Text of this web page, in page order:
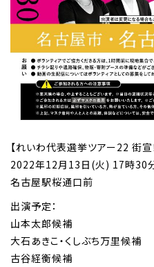
【れいわ代表選挙ツアー22 街宣
2022年12月13日(火) 17時30
名古屋駅桜通口前
出演予定：
山本太郎候補
大石あきこ・くしぶち万里候補
古谷経衡候補